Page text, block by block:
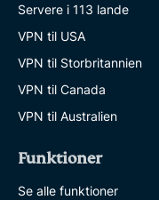
Servere i 113 lande
VPN til USA
VPN til Storbritannien
VPN til Canada
VPN til Australien
Funktioner
Se alle funktioner